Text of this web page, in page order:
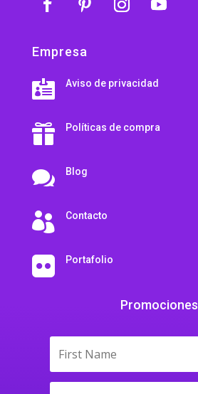
Empresa
 Aviso de privacidad
 Políticas de compra
 Blog
 Contacto
 Portafolio
Promociones